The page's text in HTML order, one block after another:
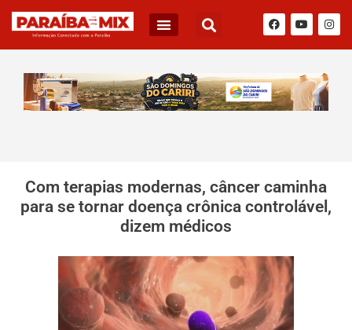
Com terapias modernas, câncer caminha
para se tornar doença crônica controlável,
dizem médicos